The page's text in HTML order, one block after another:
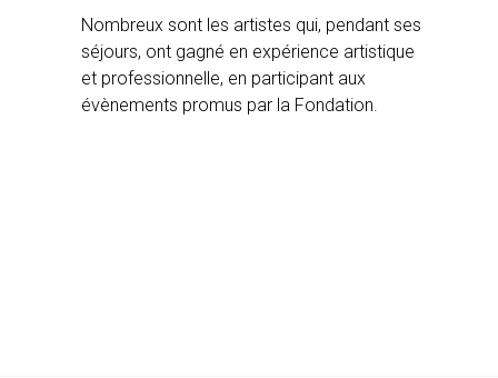
Nombreux sont les artistes qui, pendant ses
séjours, ont gagné en expérience artistique
et professionnelle, en participant aux
évènements promus par la Fondation.